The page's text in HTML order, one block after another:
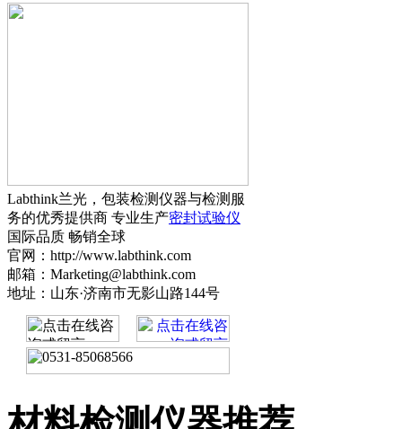
Labthink兰光，包装检测仪器与检测服
务的优秀提供商 专业生产密封试验仪
国际品质 畅销全球
官网：http://www.labthink.com
邮箱：Marketing@labthink.com
地址：山东·济南市无影山路144号